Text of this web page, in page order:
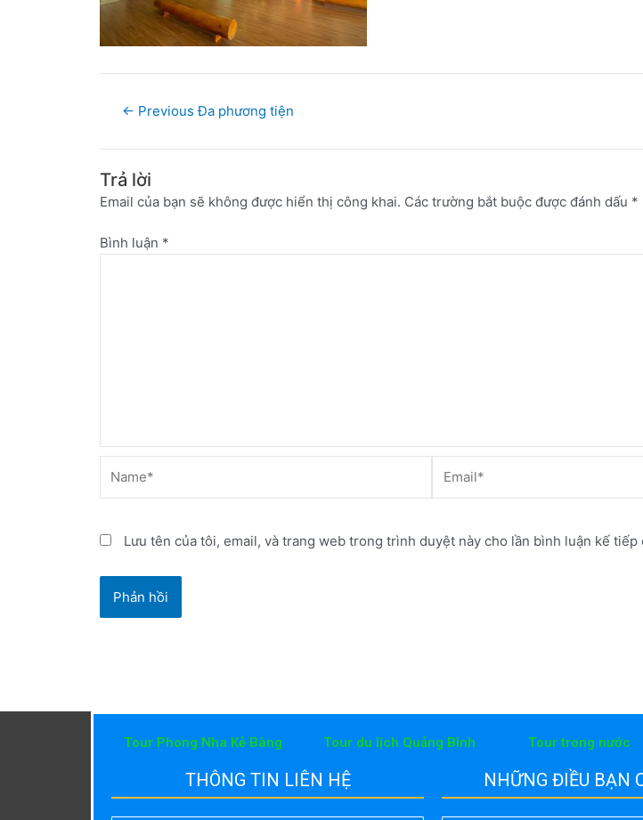
← Previous Đa phương tiện
Trả lời
Email của bạn sẽ không được hiển thị công khai. Các trường bắt buộc được đánh dấu *
Bình luận *
Lưu tên của tôi, email, và trang web trong trình duyệt này cho lần bình luận kế tiếp
Tour Phong Nha Kẻ Bàng Tour du lịch Quảng Bình Tour trong nước
THÔNG TIN LIÊN HỆ NHỮNG ĐIỀU BẠN